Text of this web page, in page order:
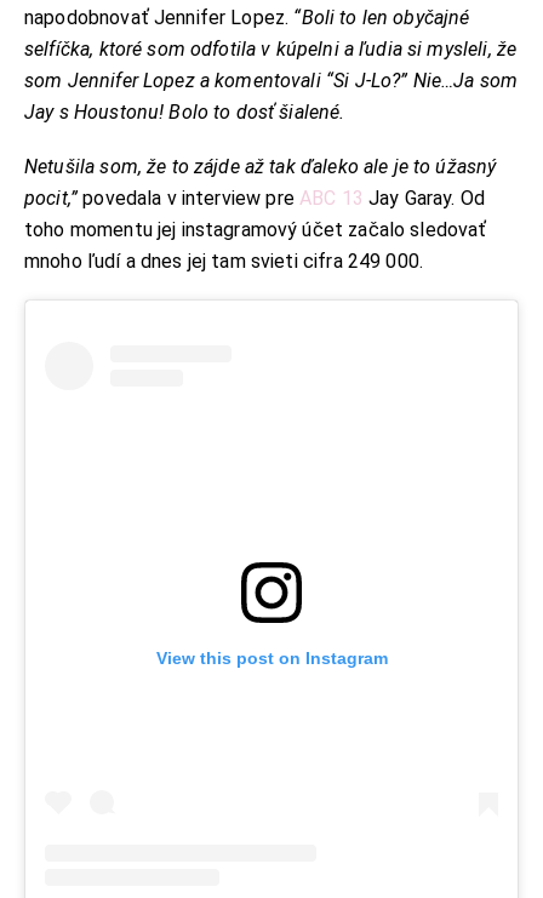
napodobnovať Jennifer Lopez. “Boli to len obyčajné
selfíčka, ktoré som odfotila v kúpelni a ľudia si mysleli, že
som Jennifer Lopez a komentovali “Si J-Lo?” Nie…Ja som
Jay s Houstonu! Bolo to dosť šialené.
Netušila som, že to zájde až tak ďaleko ale je to úžasný
pocit,”povedala v interview pre ABC 13 Jay Garay. Od
toho momentu jej instagramový účet začalo sledovať
mnoho ľudí a dnes jej tam svieti cifra 249 000.
View this post on Instagram